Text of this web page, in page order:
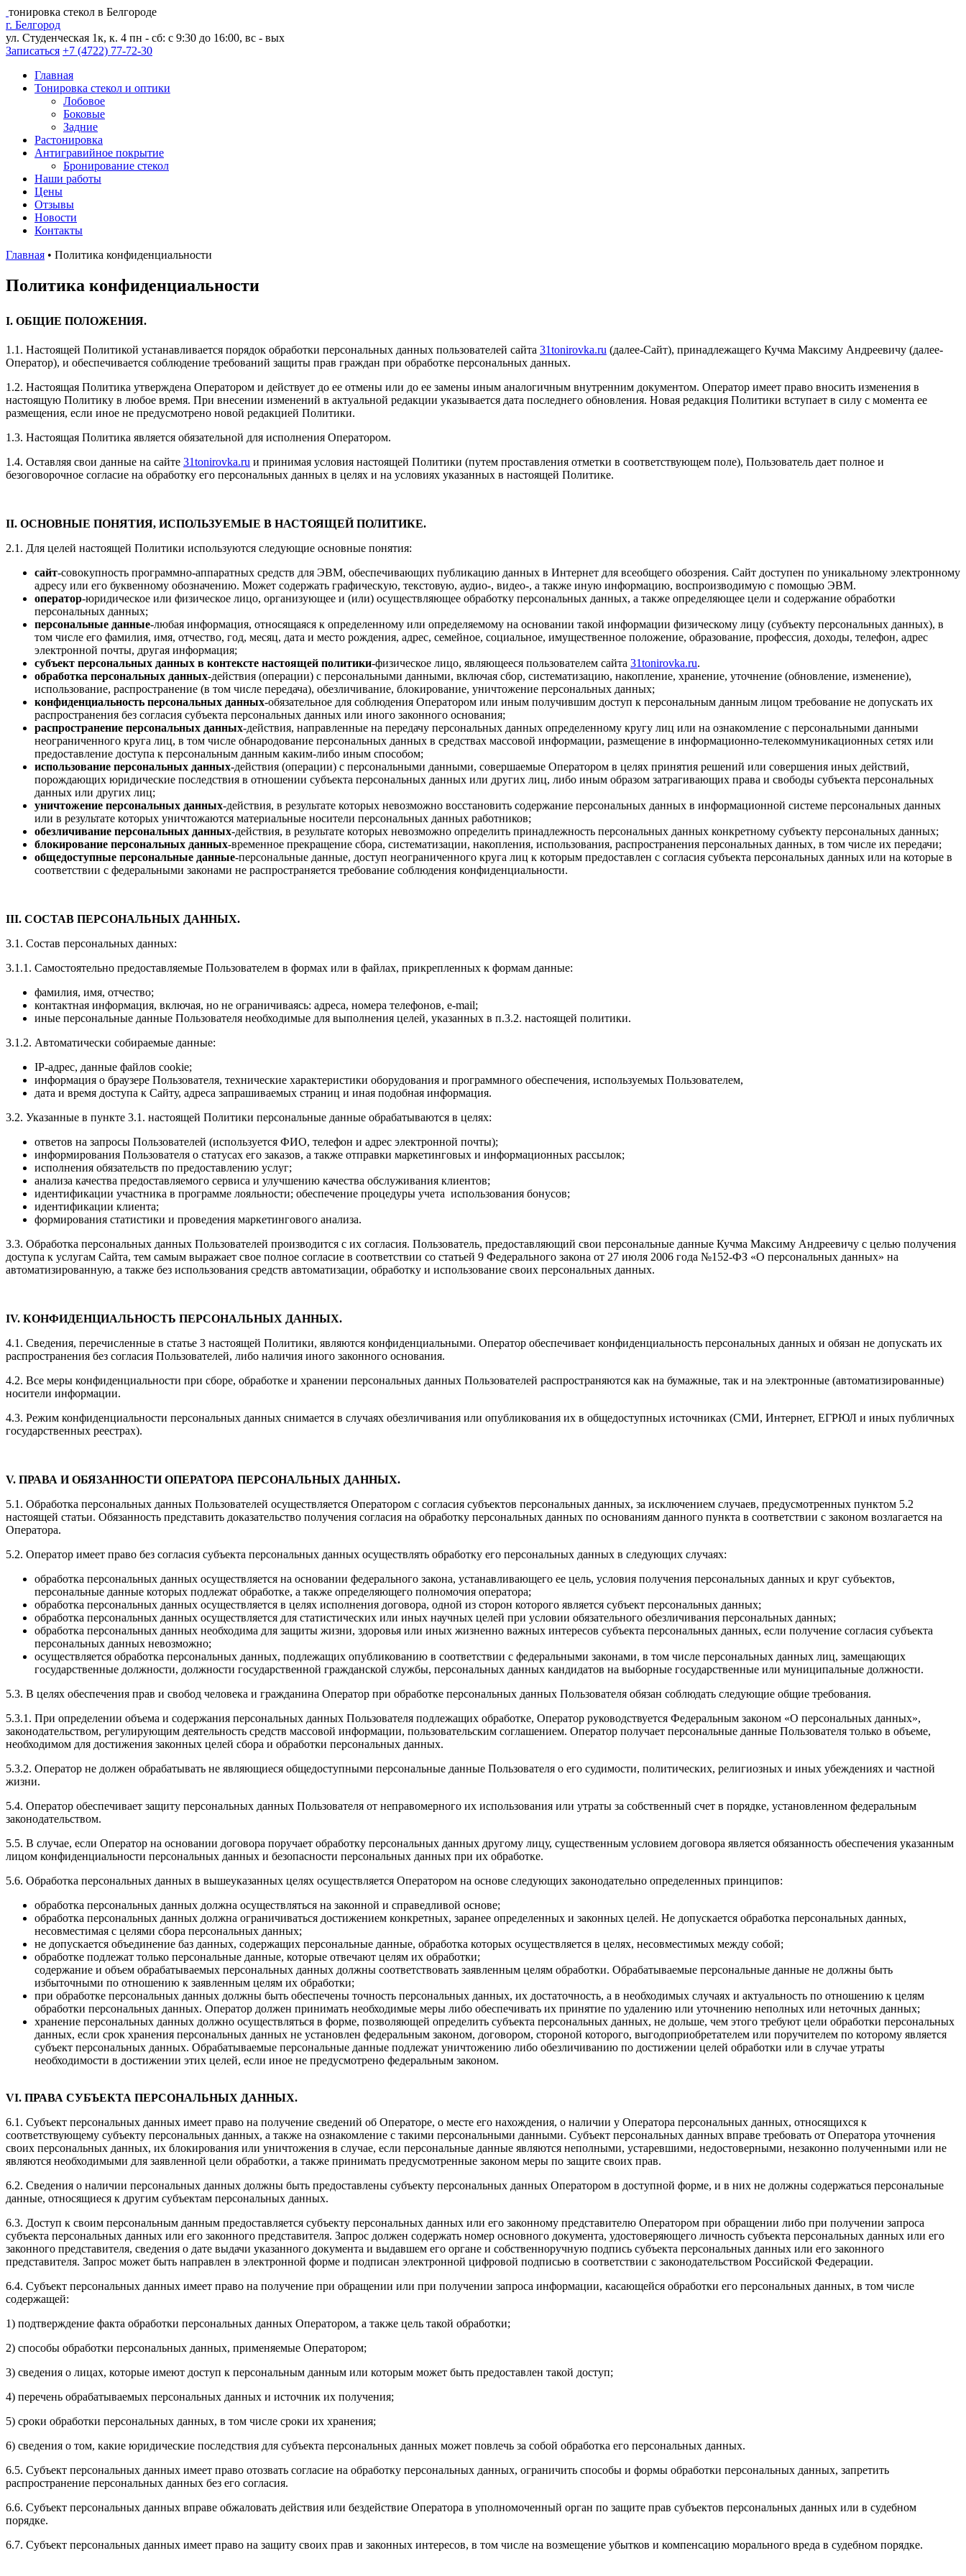
тонировка стекол в Белгороде
г. Белгород
ул. Студенческая 1к, к. 4 пн - сб: с 9:30 до 16:00, вс - вых
Записаться +7 (4722) 77-72-30
Главная
Тонировка стекол и оптики
Лобовое
Боковые
Задние
Растонировка
Антигравийное покрытие
Бронирование стекол
Наши работы
Цены
Отзывы
Новости
Контакты
Главная • Политика конфиденциальности
Политика конфиденциальности
I. ОБЩИЕ ПОЛОЖЕНИЯ.
1.1. Настоящей Политикой устанавливается порядок обработки персональных данных пользователей сайта 31tonirovka.ru (далее-Сайт), принадлежащего Кучма Максиму Андреевичу (далее-
Оператор), и обеспечивается соблюдение требований защиты прав граждан при обработке персональных данных.
1.2. Настоящая Политика утверждена Оператором и действует до ее отмены или до ее замены иным аналогичным внутренним документом. Оператор имеет право вносить изменения в
настоящую Политику в любое время. При внесении изменений в актуальной редакции указывается дата последнего обновления. Новая редакция Политики вступает в силу с момента ее
размещения, если иное не предусмотрено новой редакцией Политики.
1.3. Настоящая Политика является обязательной для исполнения Оператором.
1.4. Оставляя свои данные на сайте 31tonirovka.ru и принимая условия настоящей Политики (путем проставления отметки в соответствующем поле), Пользователь дает полное и
безоговорочное согласие на обработку его персональных данных в целях и на условиях указанных в настоящей Политике.
II. ОСНОВНЫЕ ПОНЯТИЯ, ИСПОЛЬЗУЕМЫЕ В НАСТОЯЩЕЙ ПОЛИТИКЕ.
2.1. Для целей настоящей Политики используются следующие основные понятия:
сайт-совокупность программно-аппаратных средств для ЭВМ, обеспечивающих публикацию данных в Интернет для всеобщего обозрения. Сайт доступен по уникальному электронному
адресу или его буквенному обозначению. Может содержать графическую, текстовую, аудио-, видео-, а также иную информацию, воспроизводимую с помощью ЭВМ.
оператор-юридическое или физическое лицо, организующее и (или) осуществляющее обработку персональных данных, а также определяющее цели и содержание обработки
персональных данных;
персональные данные-любая информация, относящаяся к определенному или определяемому на основании такой информации физическому лицу (субъекту персональных данных), в
том числе его фамилия, имя, отчество, год, месяц, дата и место рождения, адрес, семейное, социальное, имущественное положение, образование, профессия, доходы, телефон, адрес
электронной почты, другая информация;
субъект персональных данных в контексте настоящей политики-физическое лицо, являющееся пользователем сайта 31tonirovka.ru.
обработка персональных данных-действия (операции) с персональными данными, включая сбор, систематизацию, накопление, хранение, уточнение (обновление, изменение),
использование, распространение (в том числе передача), обезличивание, блокирование, уничтожение персональных данных;
конфиденциальность персональных данных-обязательное для соблюдения Оператором или иным получившим доступ к персональным данным лицом требование не допускать их
распространения без согласия субъекта персональных данных или иного законного основания;
распространение персональных данных-действия, направленные на передачу персональных данных определенному кругу лиц или на ознакомление с персональными данными
неограниченного круга лиц, в том числе обнародование персональных данных в средствах массовой информации, размещение в информационно-телекоммуникационных сетях или
предоставление доступа к персональным данным каким-либо иным способом;
использование персональных данных-действия (операции) с персональными данными, совершаемые Оператором в целях принятия решений или совершения иных действий,
порождающих юридические последствия в отношении субъекта персональных данных или других лиц, либо иным образом затрагивающих права и свободы субъекта персональных
данных или других лиц;
уничтожение персональных данных-действия, в результате которых невозможно восстановить содержание персональных данных в информационной системе персональных данных
или в результате которых уничтожаются материальные носители персональных данных работников;
обезличивание персональных данных-действия, в результате которых невозможно определить принадлежность персональных данных конкретному субъекту персональных данных;
блокирование персональных данных-временное прекращение сбора, систематизации, накопления, использования, распространения персональных данных, в том числе их передачи;
общедоступные персональные данные-персональные данные, доступ неограниченного круга лиц к которым предоставлен с согласия субъекта персональных данных или на которые в
соответствии с федеральными законами не распространяется требование соблюдения конфиденциальности.
III. СОСТАВ ПЕРСОНАЛЬНЫХ ДАННЫХ.
3.1. Состав персональных данных:
3.1.1. Самостоятельно предоставляемые Пользователем в формах или в файлах, прикрепленных к формам данные:
фамилия, имя, отчество;
контактная информация, включая, но не ограничиваясь: адреса, номера телефонов, e-mail;
иные персональные данные Пользователя необходимые для выполнения целей, указанных в п.3.2. настоящей политики.
3.1.2. Автоматически собираемые данные:
IP-адрес, данные файлов cookie;
информация о браузере Пользователя, технические характеристики оборудования и программного обеспечения, используемых Пользователем,
дата и время доступа к Сайту, адреса запрашиваемых страниц и иная подобная информация.
3.2. Указанные в пункте 3.1. настоящей Политики персональные данные обрабатываются в целях:
ответов на запросы Пользователей (используется ФИО, телефон и адрес электронной почты);
информирования Пользователя о статусах его заказов, а также отправки маркетинговых и информационных рассылок;
исполнения обязательств по предоставлению услуг;
анализа качества предоставляемого сервиса и улучшению качества обслуживания клиентов;
идентификации участника в программе лояльности; обеспечение процедуры учета использования бонусов;
идентификации клиента;
формирования статистики и проведения маркетингового анализа.
3.3. Обработка персональных данных Пользователей производится с их согласия. Пользователь, предоставляющий свои персональные данные Кучма Максиму Андреевичу с целью получения
доступа к услугам Сайта, тем самым выражает свое полное согласие в соответствии со статьей 9 Федерального закона от 27 июля 2006 года №152-ФЗ «О персональных данных» на
автоматизированную, а также без использования средств автоматизации, обработку и использование своих персональных данных.
IV. КОНФИДЕНЦИАЛЬНОСТЬ ПЕРСОНАЛЬНЫХ ДАННЫХ.
4.1. Сведения, перечисленные в статье 3 настоящей Политики, являются конфиденциальными. Оператор обеспечивает конфиденциальность персональных данных и обязан не допускать их
распространения без согласия Пользователей, либо наличия иного законного основания.
4.2. Все меры конфиденциальности при сборе, обработке и хранении персональных данных Пользователей распространяются как на бумажные, так и на электронные (автоматизированные)
носители информации.
4.3. Режим конфиденциальности персональных данных снимается в случаях обезличивания или опубликования их в общедоступных источниках (СМИ, Интернет, ЕГРЮЛ и иных публичных
государственных реестрах).
V. ПРАВА И ОБЯЗАННОСТИ ОПЕРАТОРА ПЕРСОНАЛЬНЫХ ДАННЫХ.
5.1. Обработка персональных данных Пользователей осуществляется Оператором с согласия субъектов персональных данных, за исключением случаев, предусмотренных пунктом 5.2
настоящей статьи. Обязанность представить доказательство получения согласия на обработку персональных данных по основаниям данного пункта в соответствии с законом возлагается на
Оператора.
5.2. Оператор имеет право без согласия субъекта персональных данных осуществлять обработку его персональных данных в следующих случаях:
обработка персональных данных осуществляется на основании федерального закона, устанавливающего ее цель, условия получения персональных данных и круг субъектов,
персональные данные которых подлежат обработке, а также определяющего полномочия оператора;
обработка персональных данных осуществляется в целях исполнения договора, одной из сторон которого является субъект персональных данных;
обработка персональных данных осуществляется для статистических или иных научных целей при условии обязательного обезличивания персональных данных;
обработка персональных данных необходима для защиты жизни, здоровья или иных жизненно важных интересов субъекта персональных данных, если получение согласия субъекта
персональных данных невозможно;
осуществляется обработка персональных данных, подлежащих опубликованию в соответствии с федеральными законами, в том числе персональных данных лиц, замещающих
государственные должности, должности государственной гражданской службы, персональных данных кандидатов на выборные государственные или муниципальные должности.
5.3. В целях обеспечения прав и свобод человека и гражданина Оператор при обработке персональных данных Пользователя обязан соблюдать следующие общие требования.
5.3.1. При определении объема и содержания персональных данных Пользователя подлежащих обработке, Оператор руководствуется Федеральным законом «О персональных данных»,
законодательством, регулирующим деятельность средств массовой информации, пользовательским соглашением. Оператор получает персональные данные Пользователя только в объеме,
необходимом для достижения законных целей сбора и обработки персональных данных.
5.3.2. Оператор не должен обрабатывать не являющиеся общедоступными персональные данные Пользователя о его судимости, политических, религиозных и иных убеждениях и частной
жизни.
5.4. Оператор обеспечивает защиту персональных данных Пользователя от неправомерного их использования или утраты за собственный счет в порядке, установленном федеральным
законодательством.
5.5. В случае, если Оператор на основании договора поручает обработку персональных данных другому лицу, существенным условием договора является обязанность обеспечения указанным
лицом конфиденциальности персональных данных и безопасности персональных данных при их обработке.
5.6. Обработка персональных данных в вышеуказанных целях осуществляется Оператором на основе следующих законодательно определенных принципов:
обработка персональных данных должна осуществляться на законной и справедливой основе;
обработка персональных данных должна ограничиваться достижением конкретных, заранее определенных и законных целей. Не допускается обработка персональных данных,
несовместимая с целями сбора персональных данных;
не допускается объединение баз данных, содержащих персональные данные, обработка которых осуществляется в целях, несовместимых между собой;
обработке подлежат только персональные данные, которые отвечают целям их обработки;
содержание и объем обрабатываемых персональных данных должны соответствовать заявленным целям обработки. Обрабатываемые персональные данные не должны быть
избыточными по отношению к заявленным целям их обработки;
при обработке персональных данных должны быть обеспечены точность персональных данных, их достаточность, а в необходимых случаях и актуальность по отношению к целям
обработки персональных данных. Оператор должен принимать необходимые меры либо обеспечивать их принятие по удалению или уточнению неполных или неточных данных;
хранение персональных данных должно осуществляться в форме, позволяющей определить субъекта персональных данных, не дольше, чем этого требуют цели обработки персональных
данных, если срок хранения персональных данных не установлен федеральным законом, договором, стороной которого, выгодоприобретателем или поручителем по которому является
субъект персональных данных. Обрабатываемые персональные данные подлежат уничтожению либо обезличиванию по достижении целей обработки или в случае утраты
необходимости в достижении этих целей, если иное не предусмотрено федеральным законом.
VI. ПРАВА СУБЪЕКТА ПЕРСОНАЛЬНЫХ ДАННЫХ.
6.1. Субъект персональных данных имеет право на получение сведений об Операторе, о месте его нахождения, о наличии у Оператора персональных данных, относящихся к
соответствующему субъекту персональных данных, а также на ознакомление с такими персональными данными. Субъект персональных данных вправе требовать от Оператора уточнения
своих персональных данных, их блокирования или уничтожения в случае, если персональные данные являются неполными, устаревшими, недостоверными, незаконно полученными или не
являются необходимыми для заявленной цели обработки, а также принимать предусмотренные законом меры по защите своих прав.
6.2. Сведения о наличии персональных данных должны быть предоставлены субъекту персональных данных Оператором в доступной форме, и в них не должны содержаться персональные
данные, относящиеся к другим субъектам персональных данных.
6.3. Доступ к своим персональным данным предоставляется субъекту персональных данных или его законному представителю Оператором при обращении либо при получении запроса
субъекта персональных данных или его законного представителя. Запрос должен содержать номер основного документа, удостоверяющего личность субъекта персональных данных или его
законного представителя, сведения о дате выдачи указанного документа и выдавшем его органе и собственноручную подпись субъекта персональных данных или его законного
представителя. Запрос может быть направлен в электронной форме и подписан электронной цифровой подписью в соответствии с законодательством Российской Федерации.
6.4. Субъект персональных данных имеет право на получение при обращении или при получении запроса информации, касающейся обработки его персональных данных, в том числе
содержащей:
1) подтверждение факта обработки персональных данных Оператором, а также цель такой обработки;
2) способы обработки персональных данных, применяемые Оператором;
3) сведения о лицах, которые имеют доступ к персональным данным или которым может быть предоставлен такой доступ;
4) перечень обрабатываемых персональных данных и источник их получения;
5) сроки обработки персональных данных, в том числе сроки их хранения;
6) сведения о том, какие юридические последствия для субъекта персональных данных может повлечь за собой обработка его персональных данных.
6.5. Субъект персональных данных имеет право отозвать согласие на обработку персональных данных, ограничить способы и формы обработки персональных данных, запретить
распространение персональных данных без его согласия.
6.6. Субъект персональных данных вправе обжаловать действия или бездействие Оператора в уполномоченный орган по защите прав субъектов персональных данных или в судебном
порядке.
6.7. Субъект персональных данных имеет право на защиту своих прав и законных интересов, в том числе на возмещение убытков и компенсацию морального вреда в судебном порядке.